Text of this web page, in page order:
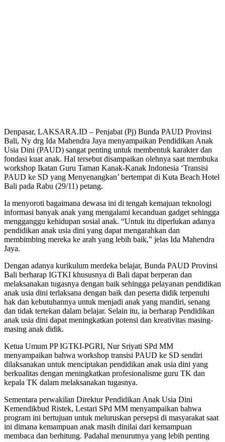
Denpasar, LAKSARA.ID – Penjabat (Pj) Bunda PAUD Provinsi
Bali, Ny drg Ida Mahendra Jaya menyampaikan Pendidikan Anak
Usia Dini (PAUD) sangat penting untuk membentuk karakter dan
fondasi kuat anak. Hal tersebut disampaikan olehnya saat membuka
workshop Ikatan Guru Taman Kanak-Kanak Indonesia ‘Transisi
PAUD ke SD yang Menyenangkan’ bertempat di Kuta Beach Hotel
Bali pada Rabu (29/11) petang.
Ia menyoroti bagaimana dewasa ini di tengah kemajuan teknologi
informasi banyak anak yang mengalami kecanduan gadget sehingga
mengganggu kehidupan sosial anak. “Untuk itu diperlukan adanya
pendidikan anak usia dini yang dapat mengarahkan dan
membimbing mereka ke arah yang lebih baik,” jelas Ida Mahendra
Jaya.
Dengan adanya kurikulum merdeka belajar, Bunda PAUD Provinsi
Bali berharap IGTKI khususnya di Bali dapat berperan dan
melaksanakan tugasnya dengan baik sehingga pelayanan pendidikan
anak usia dini terlaksana dengan baik dan peserta didik terpenuhi
hak dan kebutuhannya untuk menjadi anak yang mandiri, senang
dan tidak tertekan dalam belajar. Selain itu, ia berharap Pendidikan
anak usia dini dapat meningkatkan potensi dan kreativitas masing-
masing anak didik.
Ketua Umum PP IGTKI-PGRI, Nur Sriyati SPd MM
menyampaikan bahwa workshop transisi PAUD ke SD sendiri
dilaksanakan untuk menciptakan pendidikan anak usia dini yang
berkualitas dengan meningkatkan profesionalisme guru TK dan
kepala TK dalam melaksanakan tugasnya.
Sementara perwakilan Direktur Pendidikan Anak Usia Dini
Kemendikbud Ristek, Lestari SPd MM menyampaikan bahwa
program ini bertujuan untuk meluruskan persepsi di masyarakat saat
ini dimana kemampuan anak masih dinilai dari kemampuan
membaca dan berhitung. Padahal menurutnya yang lebih penting